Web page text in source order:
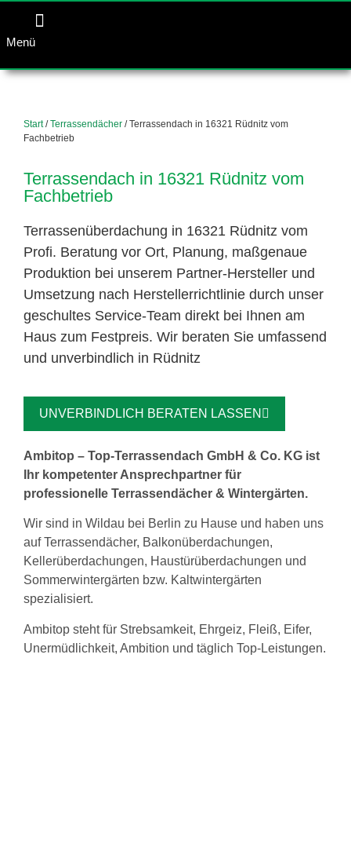
Menü
Start/Terrassendächer / Terrassendach in 16321 Rüdnitz vom
Fachbetrieb
Terrassendach in 16321 Rüdnitz vom
Fachbetrieb
Terrassenüberdachung in 16321 Rüdnitz vom
Profi. Beratung vor Ort, Planung, maßgenaue
Produktion bei unserem Partner-Hersteller und
Umsetzung nach Herstellerrichtlinie durch unser
geschultes Service-Team direkt bei Ihnen am
Haus zum Festpreis. Wir beraten Sie umfassend
und unverbindlich in Rüdnitz
UNVERBINDLICH BERATEN LASSEN
Ambitop – Top-Terrassendach GmbH & Co. KG ist
Ihr kompetenter Ansprechpartner für
professionelle Terrassendächer & Wintergärten.
Wir sind in Wildau bei Berlin zu Hause und haben uns
auf Terrassendächer, Balkonüberdachungen,
Kellerüberdachungen, Haustürüberdachungen und
Sommerwintergärten bzw. Kaltwintergärten
spezialisiert.
Ambitop steht für Strebsamkeit, Ehrgeiz, Fleiß, Eifer,
Unermüdlichkeit, Ambition und täglich Top-Leistungen.